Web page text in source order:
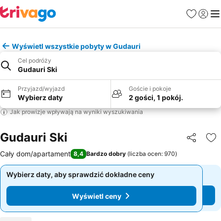
Ulubione
Wyświetl wszystkie pobyty w Gudauri
Cel podróży
Gudauri Ski
Przyjazd/wyjazd
Wybierz daty
Goście i pokoje
2 gości, 1 pokój.
Jak prowizje wpływają na wyniki wyszukiwania
Gudauri Ski
Cały dom/apartament 8,4 Bardzo dobry (liczba ocen: 970)
Wybierz daty, aby sprawdzić dokładne ceny
Wyświetl ceny
Wybierz daty, aby sprawdzić dokładne ceny
Wyświetl ceny